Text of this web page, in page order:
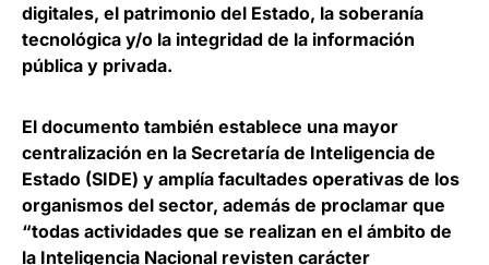
digitales, el patrimonio del Estado, la soberanía
tecnológica y/o la integridad de la información
pública y privada.
El documento también establece una mayor
centralización en la Secretaría de Inteligencia de
Estado (SIDE) y amplía facultades operativas de los
organismos del sector, además de proclamar que
“todas actividades que se realizan en el ámbito de
la Inteligencia Nacional revisten carácter